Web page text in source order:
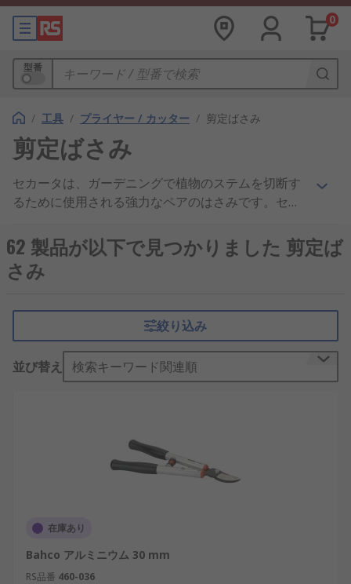
0
型番
/ 工具 / プライヤー / カッター / 剪定ばさみ
剪定ばさみ
セカータは、ガーデニングで植物のステムを切断す
るために使用される強力なペアのはさみです。セカ
除去、切断、収穫など、さまざまな用途に不可欠な
ガーデンツールです。
62 製品が以下で見つかりました 剪定ば
さみ
絞り込み
並び替え 検索キーワード関連順
在庫あり
Bahco アルミニウム 30 mm
RS品番 460-036